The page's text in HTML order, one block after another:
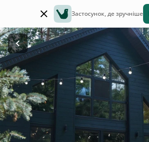
Застосунок, де зручніше